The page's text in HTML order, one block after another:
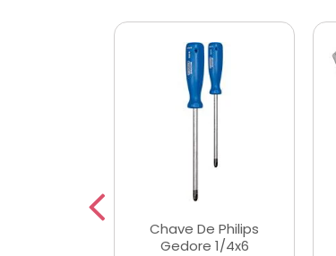
Chave De Philips
Gedore 1/4x6